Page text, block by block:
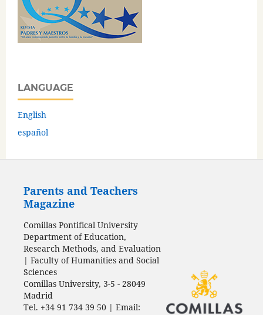
LANGUAGE
English
español
Parents and Teachers
Magazine
Comillas Pontifical University
Department of Education,
Research Methods, and Evaluation
| Faculty of Humanities and Social
Sciences
Comillas University, 3-5 - 28049
Madrid
Tel. +34 91 734 39 50 | Email: